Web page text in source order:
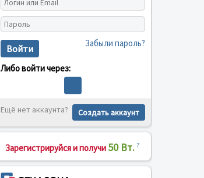
Войти Забыли пароль?
Либо войти через:
Ещё нет аккаунта? Создать аккаунт
Зарегистрируйся и получи 50 Вт. ?